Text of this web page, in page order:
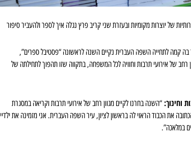
של יוצרות מקומיות ובעזרת שני קריב פרץ נגלה איך לספר ולהעביר סיפור
בה קמה לתחייה השפה העברית נקיים השנה לראשונה “פסטיבל ספרים”,
רחב של אירועי תרבות וחוויה לכל המשפחה, בתקווה שזו תהפוך לתחילתה של
וחינוך: “השנה בחרנו לקיים מגוון רחב של אירועי תרבות וקריאה במסגרת
את הכבוד הראוי לה בראשון לציון, עיר השפה העברית. אני מזמינה את ילדיי
במלאכה”.